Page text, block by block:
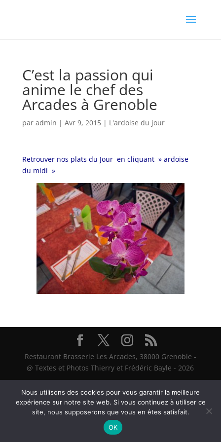
C’est la passion qui
anime le chef des
Arcades à Grenoble
par admin | Avr 9, 2015| L'ardoise du jour
Retrouver nos plats du Jour en cliquant » ardoise
du midi »
Restaurant Brasserie Les Arcades, 38000 Grenoble -
@ Textes et Photos Thierry et Frédéric Bayle - 2026
Nous utilisons des cookies pour vous garantir la meilleure
expérience sur notre site web. Si vous continuez à utiliser ce
site, nous supposerons que vous en êtes satisfait.
OK